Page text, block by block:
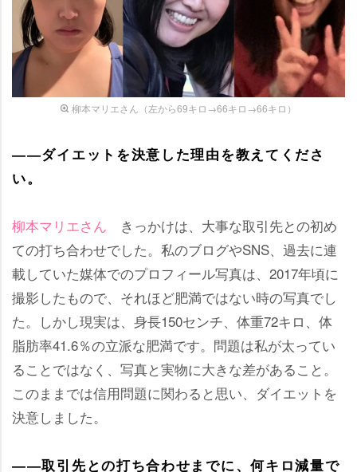
柳本マリエさん（左から69キロ→66キロ→66キロ）
――ダイエットを決意した理由を教えてくださ
い。
柳本マリエさん きっかけは、大事な取引先との初め
ての打ち合わせでした。私のブログやSNS、過去に連
載していた媒体でのプロフィール写真は、2017年頃に
撮影したもので、それほど肥満ではない時の写真でし
た。しかし現実は、身長150センチ、体重72キロ、体
脂肪率41.6％の立派な肥満です。問題は私が太ってい
ることではなく、写真と実物に大きな差があること。
このままでは信用問題に関わると思い、ダイエットを
決意しました。
――取引先との打ち合わせまでに、何キロ減量で